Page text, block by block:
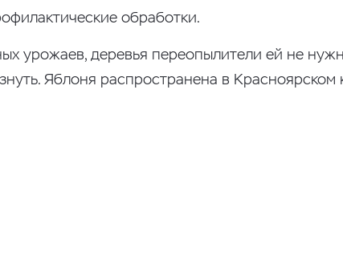
обработки.
урожаев, деревья переопылители ей не
Яблоня распространена в Красноярском